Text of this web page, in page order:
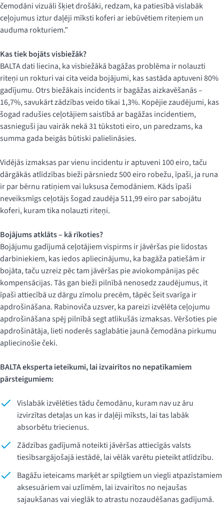
čemodāni vizuāli šķiet drošāki, redzam, ka patiesībā vislabāk
ceļojumus iztur daļēji mīksti koferi ar iebūvētiem riteņiem un
auduma rokturiem.”
Kas tiek bojāts visbiežāk?
BALTA dati liecina, ka visbiežākā bagāžas problēma ir nolauzti
riteņi un rokturi vai cita veida bojājumi, kas sastāda aptuveni 80%
gadījumu. Otrs biežākais incidents ir bagāžas aizkavēšanās –
16,7%, savukārt zādzības veido tikai 1,3%. Kopējie zaudējumi, kas
šogad radušies ceļotājiem saistībā ar bagāžas incidentiem,
sasnieguši jau vairāk nekā 31 tūkstoti eiro, un paredzams, ka
summa gada beigās būtiski palielināsies.
Vidējās izmaksas par vienu incidentu ir aptuveni 100 eiro, taču
dārgākās atlīdzības bieži pārsniedz 500 eiro robežu, īpaši, ja runa
ir par bērnu ratiņiem vai luksusa čemodāniem. Kāds īpaši
neveiksmīgs ceļotājs šogad zaudēja 511,99 eiro par sabojātu
koferi, kuram tika nolauzti riteņi.
Bojājums atklāts – kā rīkoties?
Bojājumu gadījumā ceļotājiem vispirms ir jāvēršas pie lidostas
darbiniekiem, kas iedos apliecinājumu, ka bagāža patiešām ir
bojāta, taču uzreiz pēc tam jāvēršas pie aviokompānijas pēc
kompensācijas. Tās gan bieži pilnībā nenosedz zaudējumus, it
īpaši attiecībā uz dārgu zīmolu precēm, tāpēc šeit svarīga ir
apdrošināšana. Rabinoviča uzsver, ka pareizi izvēlēta ceļojumu
apdrošināšana spēj pilnībā segt atlikušās izmaksas. Vēršoties pie
apdrošinātāja, lieti noderēs saglabātie jaunā čemodāna pirkumu
apliecinošie čeki.
BALTA eksperta ieteikumi, lai izvairītos no nepatīkamiem
pārsteigumiem:
Vislabāk izvēlēties tādu čemodānu, kuram nav uz āru
izvirzītas detaļas un kas ir daļēji mīksts, lai tas labāk
absorbētu triecienus.
Zādzības gadījumā noteikti jāvēršas attiecīgās valsts
tiesībsargājošajā iestādē, lai vēlāk varētu pieteikt atlīdzību.
Bagāžu ieteicams marķēt ar spilgtiem un viegli atpazīstamiem
aksesuāriem vai uzlīmēm, lai izvairītos no nejaušas
sajaukšanas vai vieglāk to atrastu nozaudēšanas gadījumā.